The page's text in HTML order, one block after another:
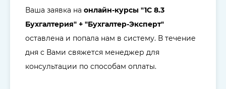
Ваша заявка на онлайн-курсы "1C 8.3
Бухгалтерия" + "Бухгалтер-Эксперт"
оставлена и попала нам в систему. В течение
дня с Вами свяжется менеджер для
консультации по способам оплаты.